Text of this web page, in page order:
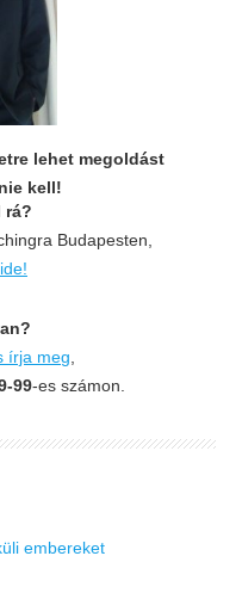
lehet megoldást
kell!
rá?
Budapesten,
írja meg,
99-es számon.
embereket